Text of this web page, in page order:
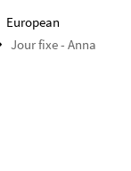
European
Jour fixe - Anna